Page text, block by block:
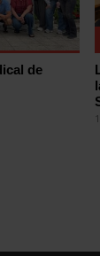
de